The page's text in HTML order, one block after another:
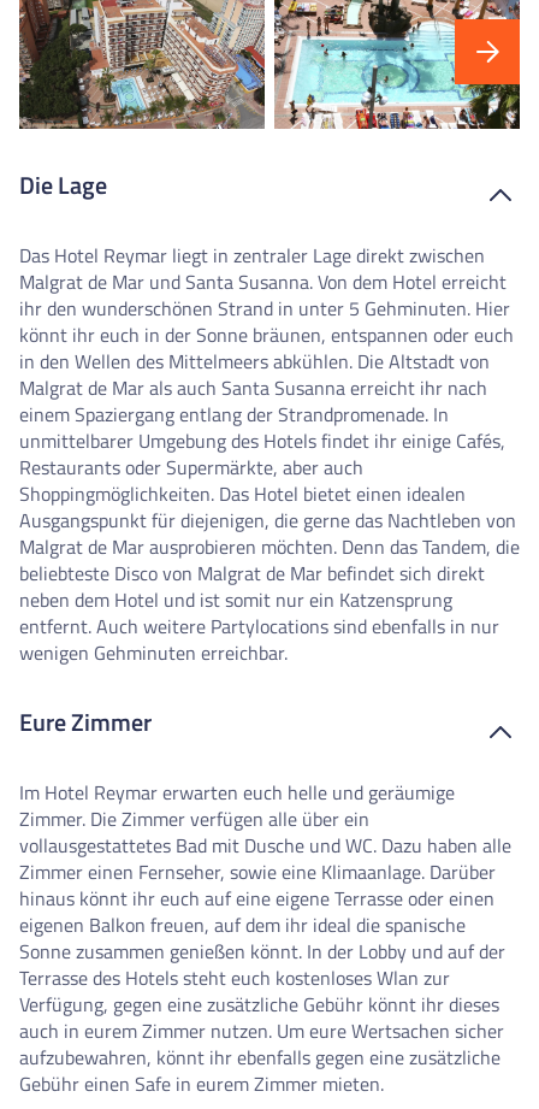
Die Lage
Das Hotel Reymar liegt in zentraler Lage direkt zwischen
Malgrat de Mar und Santa Susanna. Von dem Hotel erreicht
ihr den wunderschönen Strand in unter 5 Gehminuten. Hier
könnt ihr euch in der Sonne bräunen, entspannen oder euch
in den Wellen des Mittelmeers abkühlen. Die Altstadt von
Malgrat de Mar als auch Santa Susanna erreicht ihr nach
einem Spaziergang entlang der Strandpromenade. In
unmittelbarer Umgebung des Hotels findet ihr einige Cafés,
Restaurants oder Supermärkte, aber auch
Shoppingmöglichkeiten. Das Hotel bietet einen idealen
Ausgangspunkt für diejenigen, die gerne das Nachtleben von
Malgrat de Mar ausprobieren möchten. Denn das Tandem, die
beliebteste Disco von Malgrat de Mar befindet sich direkt
neben dem Hotel und ist somit nur ein Katzensprung
entfernt. Auch weitere Partylocations sind ebenfalls in nur
wenigen Gehminuten erreichbar.
Eure Zimmer
Im Hotel Reymar erwarten euch helle und geräumige
Zimmer. Die Zimmer verfügen alle über ein
vollausgestattetes Bad mit Dusche und WC. Dazu haben alle
Zimmer einen Fernseher, sowie eine Klimaanlage. Darüber
hinaus könnt ihr euch auf eine eigene Terrasse oder einen
eigenen Balkon freuen, auf dem ihr ideal die spanische
Sonne zusammen genießen könnt. In der Lobby und auf der
Terrasse des Hotels steht euch kostenloses Wlan zur
Verfügung, gegen eine zusätzliche Gebühr könnt ihr dieses
auch in eurem Zimmer nutzen. Um eure Wertsachen sicher
aufzubewahren, könnt ihr ebenfalls gegen eine zusätzliche
Gebühr einen Safe in eurem Zimmer mieten.